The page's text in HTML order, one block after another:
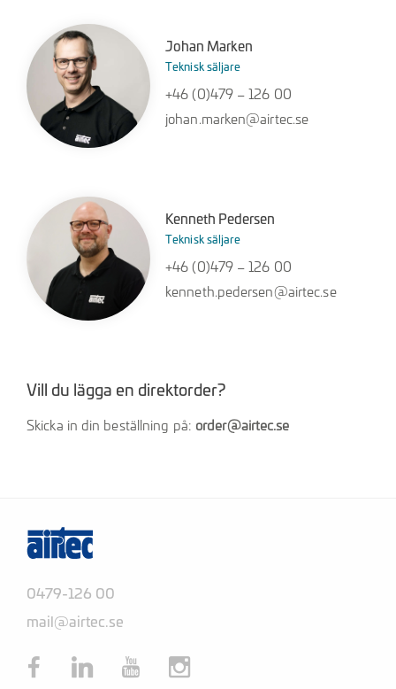
Johan Marken
Teknisk säljare
+46 (0)479 – 126 00
johan.marken@airtec.se
Kenneth Pedersen
Teknisk säljare
+46 (0)479 – 126 00
kenneth.pedersen@airtec.se
Vill du lägga en direktorder?
Skicka in din beställning på: order@airtec.se
0479-126 00
mail@airtec.se